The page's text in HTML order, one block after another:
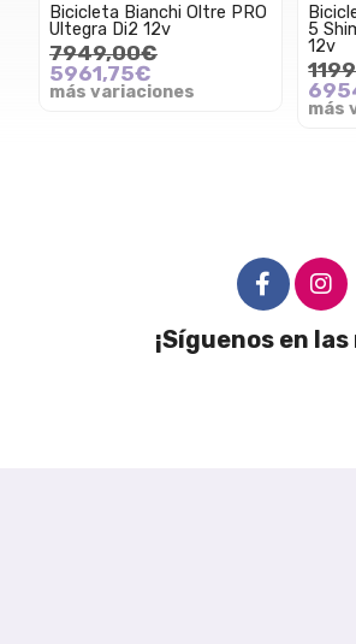
Bicicleta Bianchi Oltre PRO
Ultegra Di2 12v
7949,00€
5961,75€
más variaciones
5
12v
más
¡Síguenos en